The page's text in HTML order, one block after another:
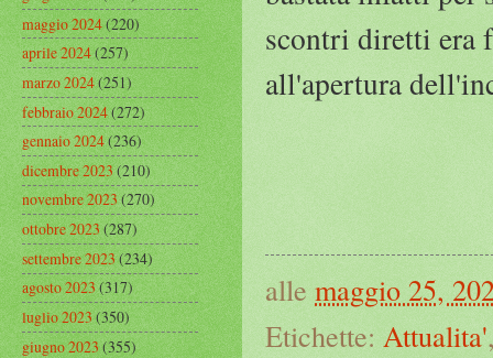
scontri diretti era
all'apertura
alle maggio 25,
Etichette: Attualita'
maggio 2024(220)
aprile 2024(257)
marzo 2024(251)
febbraio 2024(272)
gennaio 2024(236)
dicembre 2023(210)
novembre 2023(270)
ottobre 2023(287)
settembre 2023(234)
agosto 2023(317)
luglio 2023(350)
giugno 2023(355)